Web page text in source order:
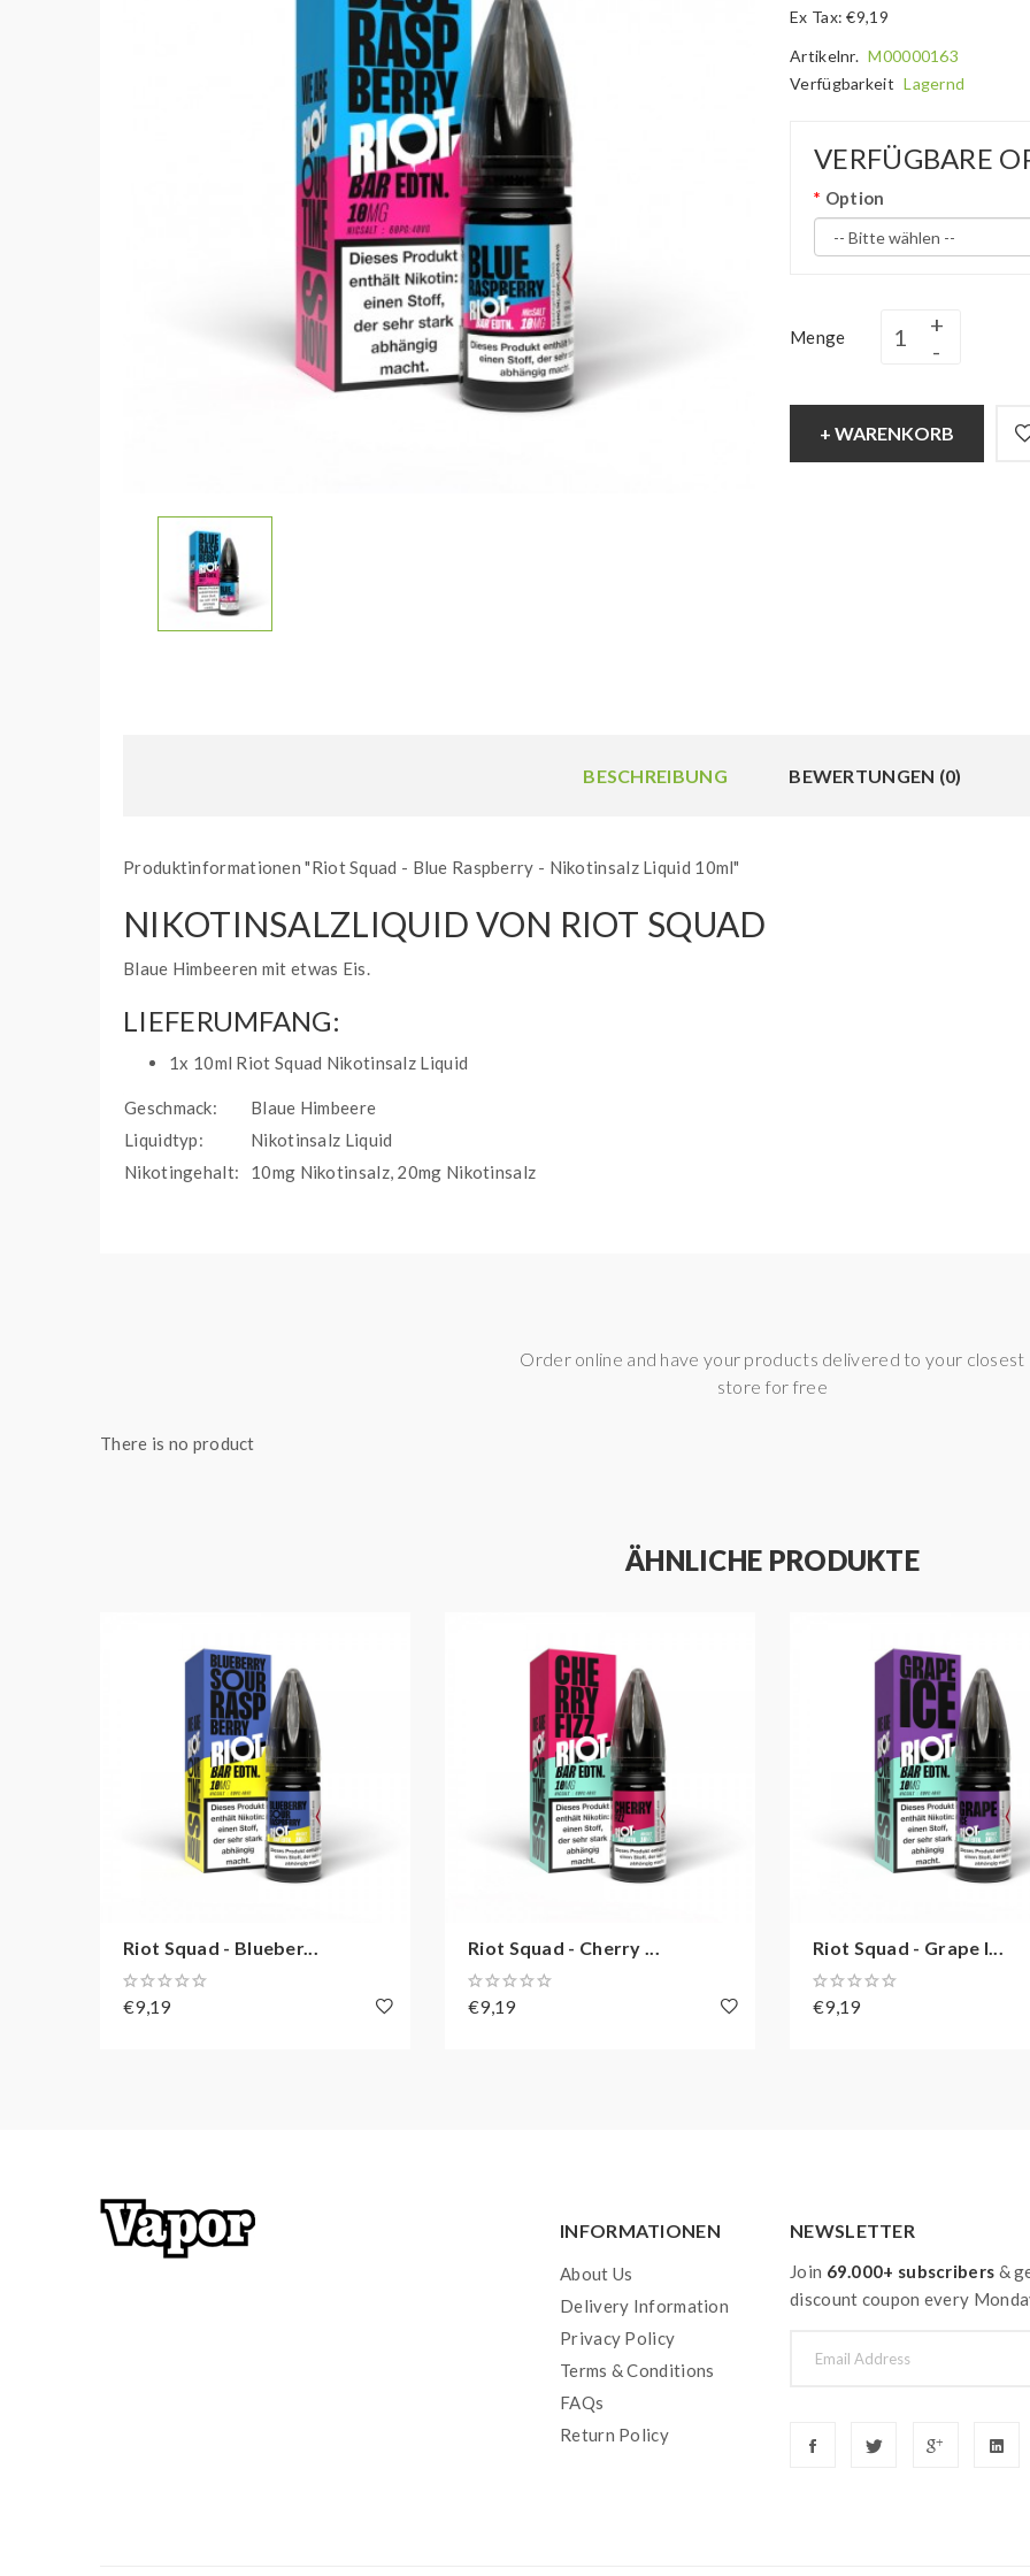
Ex Tax: €9,19
Artikelnr. M00000163
Verfügbarkeit Lagernd
VERFÜGBARE
Option
Menge
+ WARENKORB
BESCHREIBUNG BEWERTUNGEN (0)
Produktinformationen "Riot Squad - Blue Raspberry - Nikotinsalz Liquid 10ml"
NIKOTINSALZLIQUID VON RIOT SQUAD
Blaue Himbeeren mit etwas Eis.
LIEFERUMFANG:
1x 10ml Riot Squad Nikotinsalz Liquid
Geschmack:
Blaue Himbeere
Liquidtyp:
Nikotinsalz Liquid
Nikotingehalt:
10mg Nikotinsalz, 20mg Nikotinsalz
Order online and have your products delivered to your closest
store for free
There is no product
ÄHNLICHE PRODUKTE
Riot Squad - Blueber...
€9,19
Riot Squad - Cherry ...
€9,19
Riot Squad - Grape I...
€9,19
INFORMATIONEN
About Us
Delivery Information
Privacy Policy
Terms & Conditions
FAQs
Return Policy
NEWSLETTER
Join 69.000+ subscribers &
discount coupon every